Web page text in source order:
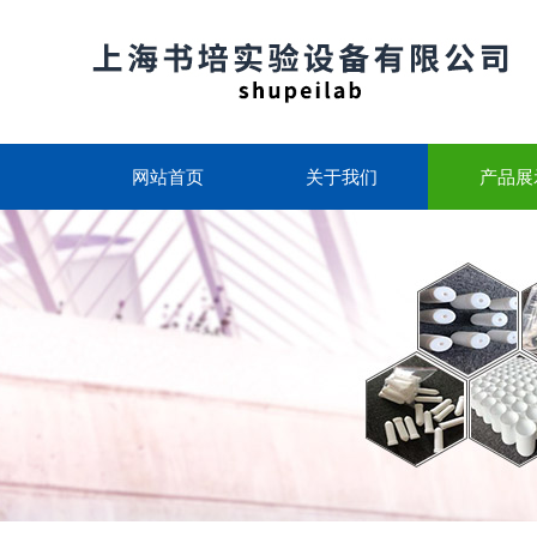
网站首页 关于我们 产品